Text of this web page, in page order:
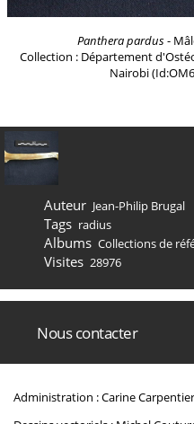
Panthera pardus-
Collection : Département
Nairobi
Auteur Jean-Philip Brugal
Tags radius
Albums Collections de
Visites 28976
Nous contacter
Administration : Carine